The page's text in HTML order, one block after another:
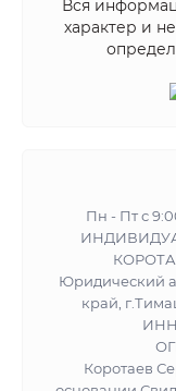
Вся
характер и
Пн - Пт с
Юридический
край,
Коротаев